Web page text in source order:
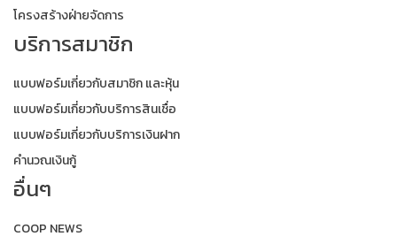
โครงสร้างฝ่ายจัดการ
บริการสมาชิก
แบบฟอร์มเกี่ยวกับสมาชิก และหุ้น
แบบฟอร์มเกี่ยวกับบริการสินเชื่อ
แบบฟอร์มเกี่ยวกับบริการเงินฝาก
คำนวณเงินกู้
อื่นๆ
COOP NEWS